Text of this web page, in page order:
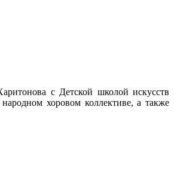
с Детской школой искусств
хоровом коллективе, а также